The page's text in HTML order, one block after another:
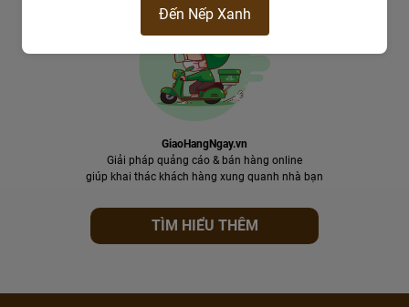
GiaoHangNgay.vn
Giải pháp quảng cáo & bán hàng online
giúp khai thác khách hàng xung quanh nhà bạn
TÌM HIỂU THÊM
Đến Nếp Xanh